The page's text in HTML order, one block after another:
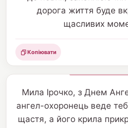
дорога життя буде
щасливих
Поділитися
Копіювати
Мила Ірочко, з Днем
ангел-охоронець веде
щастя, а його крила